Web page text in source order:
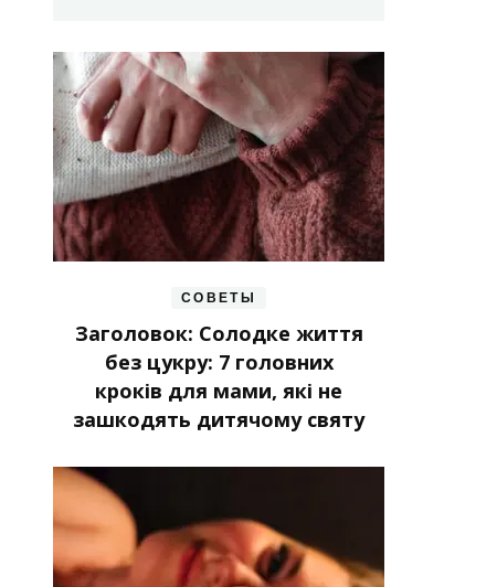
СОВЕТЫ
Заголовок: Солодке життя
без цукру: 7 головних
кроків для мами, які не
зашкодять дитячому святу